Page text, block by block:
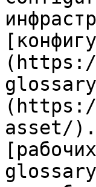
asset/).